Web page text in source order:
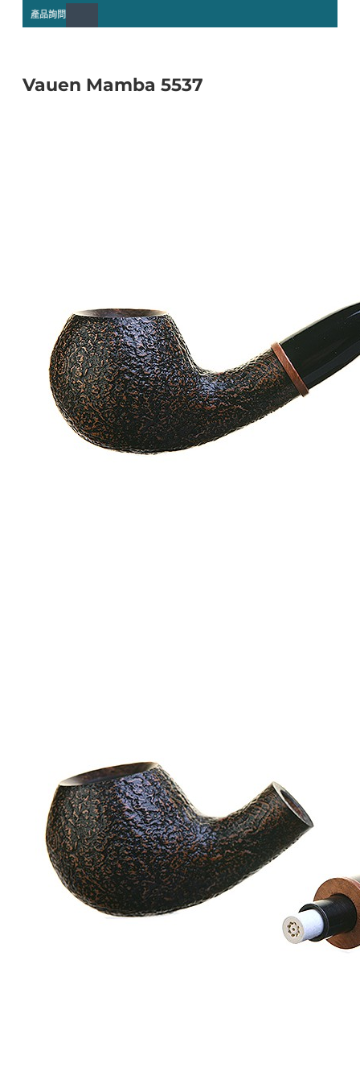
產品詢問
Vauen Mamba 5537